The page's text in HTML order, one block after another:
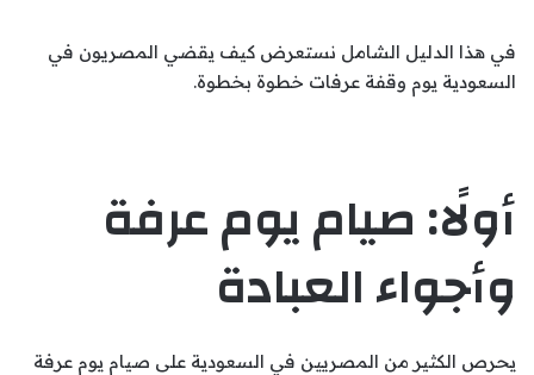
في هذا الدليل الشامل نستعرض كيف يقضي المصريون في
السعودية يوم وقفة عرفات خطوة بخطوة.
أولًا: صيام يوم عرفة
وأجواء العبادة
يحرص الكثير من المصريين في السعودية على صيام يوم عرفة